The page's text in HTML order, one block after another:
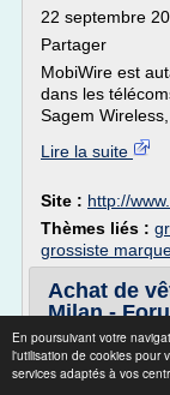
En poursuivant votre
l'utilisation de cookies pour
services adaptés à vos
22 septembre
Partager
MobiWire est
dans les
Sagem
Lire la suite
Site : http://
Thèmes liés :
grossiste
Achat de
Milan -
J'ai une
de la France.